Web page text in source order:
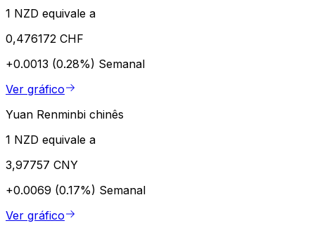
1 NZD equivale a
0,476172 CHF
+0.0013 (0.28%) Semanal
Ver gráfico
Yuan Renminbi chinês
1 NZD equivale a
3,97757 CNY
+0.0069 (0.17%) Semanal
Ver gráfico